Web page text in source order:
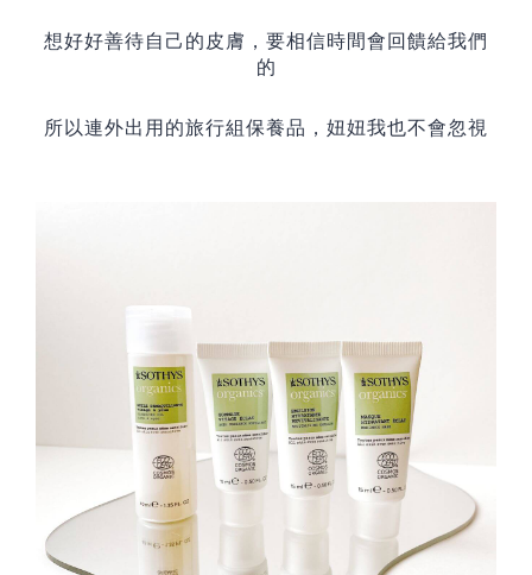
想好好善待自己的皮膚 ， 要相信時間會回饋給我們
的
所以連外出用的旅行組保養品，妞妞我也不會忽視